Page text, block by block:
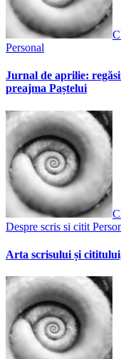
Personal
Jurnal de aprilie:
preajma Paștelui
Despre scris si citit
Arta scrisului și